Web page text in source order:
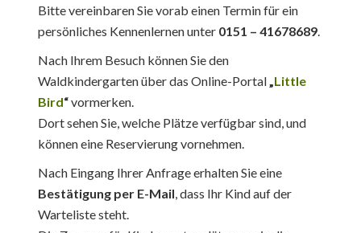
Bitte vereinbaren Sie vorab einen Termin für ein
persönliches Kennenlernen unter 0151 – 41678689.
Nach Ihrem Besuch können Sie den
Waldkindergarten über das Online-Portal„Little
Bird“vormerken.
Dort sehen Sie, welche Plätze verfügbar sind, und
können eine Reservierung vornehmen.
Nach Eingang Ihrer Anfrage erhalten Sie eine
Bestätigung per E-Mail, dass Ihr Kind auf der
Warteliste steht.